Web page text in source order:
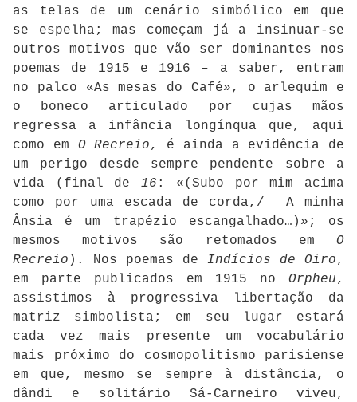
as telas de um cenário simbólico em que
se espelha; mas começam já a insinuar-se
outros motivos que vão ser dominantes nos
poemas de 1915 e 1916 – a saber, entram
no palco «As mesas do Café», o arlequim e
o boneco articulado por cujas mãos
regressa a infância longínqua que, aqui
como em O Recreio, é ainda a evidência de
um perigo desde sempre pendente sobre a
vida (final de16 : «(Subo por mim acima
como por uma escada de corda,/ A minha
Ânsia é um trapézio escangalhado…)»; os
mesmos motivos são retomados em O
Recreio ). Nos poemas de Indícios de Oiro,
em parte publicados em 1915 no Orpheu,
assistimos à progressiva libertação da
matriz simbolista; em seu lugar estará
cada vez mais presente um vocabulário
mais próximo do cosmopolitismo parisiense
em que, mesmo se sempre à distância, o
dândi e solitário Sá-Carneiro viveu,